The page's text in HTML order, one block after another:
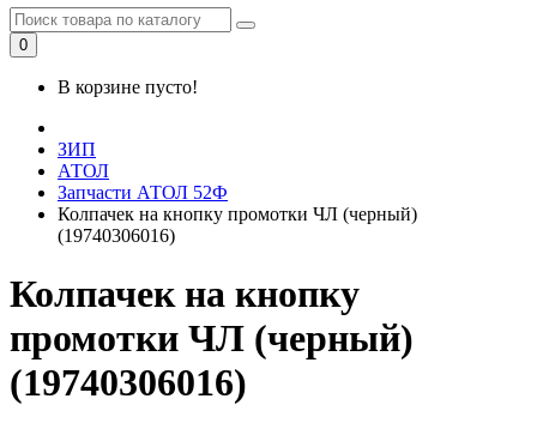
0
В корзине пусто!
ЗИП
АТОЛ
Запчасти АТОЛ 52Ф
Колпачек на кнопку промотки ЧЛ (черный)
(19740306016)
Колпачек на кнопку
промотки ЧЛ (черный)
(19740306016)